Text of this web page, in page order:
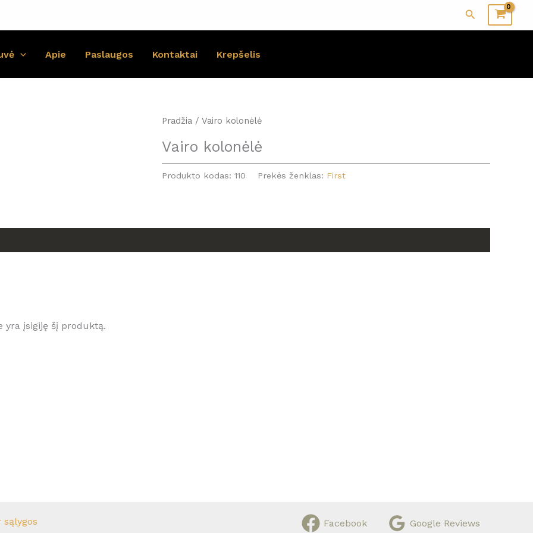
Paieška
Apie Paslaugos Kontaktai Krepšelis
Pradžia / Vairo kolonėlė
Vairo kolonėlė
Produkto kodas: 110 Prekės ženklas: First
yra įsigiję šį produktą.
sąlygos Facebook Google Reviews